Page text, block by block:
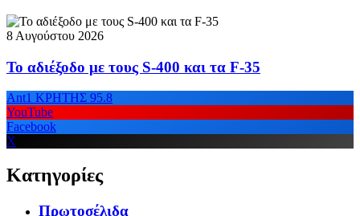
8 Αυγούστου 2026
Το αδιέξοδο με τους S-400 και τα F-35
Ant1 ΚΡΗΤΗΣ 95.8
YouTube
Facebook
X
Κατηγορίες
Πρωτοσέλιδα